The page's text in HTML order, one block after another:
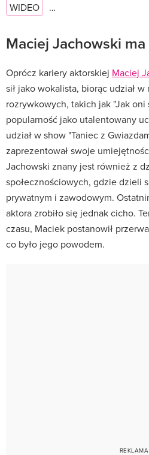
WIDEO …
Maciej Jachowski
Oprócz kariery aktorskiej Maciej
sił jako wokalista, biorąc udział
rozrywkowych, takich jak "Jak oni
popularność jako utalentowany
udział w show "Taniec z
zaprezentował swoje
Jachowski znany jest również z
społecznościowych, gdzie dzieli
prywatnym i zawodowym.
aktora zrobiło się jednak cicho.
czasu, Maciek postanowił
co było jego powodem.